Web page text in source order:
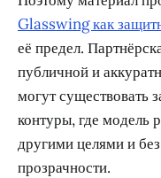
Glasswing как
её предел.
публичной и
могут существовать
контуры, где модель
другими целями и
прозрачности.